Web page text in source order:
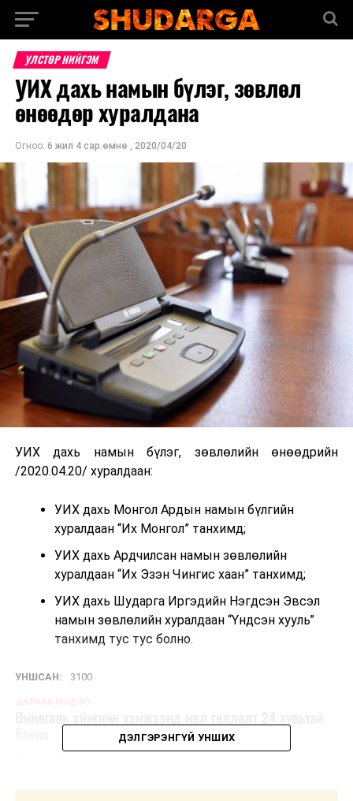
УЛСТӨР НИЙГЭМ
УИХ дахь намын бүлэг, зөвлөл
өнөөдөр хуралдана
Огноо: 6 жил 4 сар.өмнө , 2020/04/20
УИХ дахь намын бүлэг, зөвлөлийн өнөөдрийн
/2020.04.20/ хуралдаан:
УИХ дахь Монгол Ардын намын бүлгийн
хуралдаан “Их Монгол” танхимд;
УИХ дахь Ардчилсан намын зөвлөлийн
хуралдаан “Их Эзэн Чингис хаан” танхимд;
УИХ дахь Шударга Иргэдийн Нэгдсэн Эвсэл
намын зөвлөлийн хуралдаан “Үндсэн хууль”
танхимд тус тус болно.
УНШСАН: 3100
ДАРААХ МЭДЭЭ
ДЭЛГЭРЭНГҮЙ УНШИХ